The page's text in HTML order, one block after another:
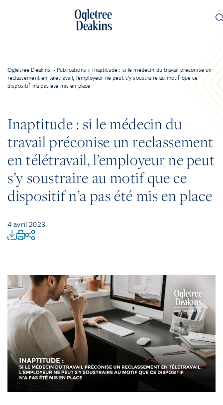
Ogletree Deakins > Publications > Inaptitude : si le médecin du travail préconise un
reclassement en télétravail, l’employeur ne peut s’y soustraire au motif que ce
dispositif n’a pas été mis en place
Inaptitude : si le médecin du
travail préconise un reclassement
en télétravail, l’employeur ne peut
s’y soustraire au motif que ce
dispositif n’a pas été mis en place
4 avril 2023